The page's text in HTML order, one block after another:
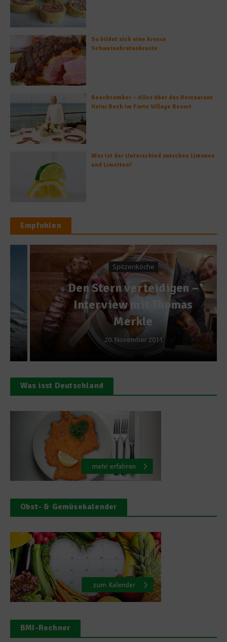
So bildet sich eine krosse
Schweinebratenkruste
Beachcomber – Alles über das Restaurant
Heinz Beck im Forte Village Resort
Was ist der Unterschied zwischen Limonen
und Limetten?
Empfohlen
Spitzenköche
Den Stern verteidigen –
Interview mit Thomas
Merkle
20. November 2011
Was isst Deutschland
Obst- & Gemüsekalender
BMI-Rechner